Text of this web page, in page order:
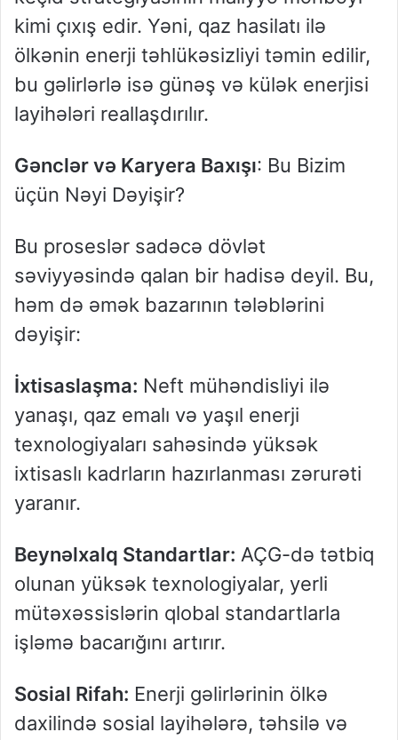
kimi çıxış edir. Yəni, qaz hasilatı ilə
ölkənin enerji təhlükəsizliyi təmin edilir,
bu gəlirlərlə isə günəş və külək enerjisi
layihələri reallaşdırılır.
Gənclər və Karyera Baxışı: Bu Bizim
üçün Nəyi Dəyişir?
Bu proseslər sadəcə dövlət
səviyyəsində qalan bir hadisə deyil. Bu,
həm də əmək bazarının tələblərini
dəyişir:
İxtisaslaşma: Neft mühəndisliyi ilə
yanaşı, qaz emalı və yaşıl enerji
texnologiyaları sahəsində yüksək
ixtisaslı kadrların hazırlanması zərurəti
yaranır.
Beynəlxalq Standartlar: AÇG-də tətbiq
olunan yüksək texnologiyalar, yerli
mütəxəssislərin qlobal standartlarla
işləmə bacarığını artırır.
Sosial Rifah: Enerji gəlirlərinin ölkə
daxilində sosial layihələrə, təhsilə və